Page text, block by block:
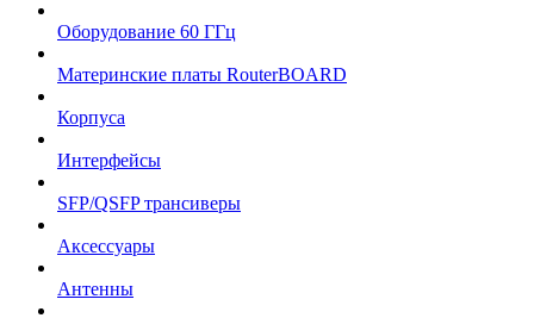
Оборудование 60 ГГц
Материнские платы RouterBOARD
Корпуса
Интерфейсы
SFP/QSFP трансиверы
Аксессуары
Антенны